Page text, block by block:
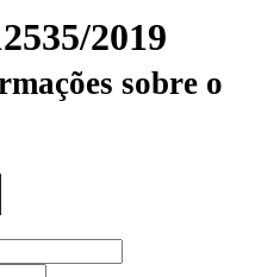
2019
sobre o